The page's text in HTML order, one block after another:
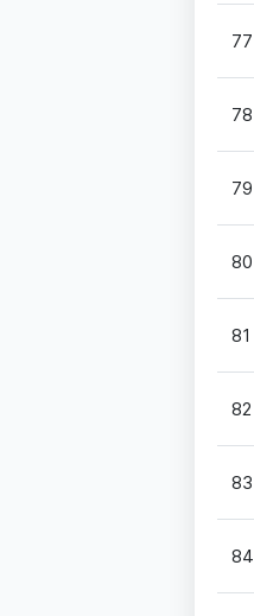
77
78
79
80
81
82
83
84